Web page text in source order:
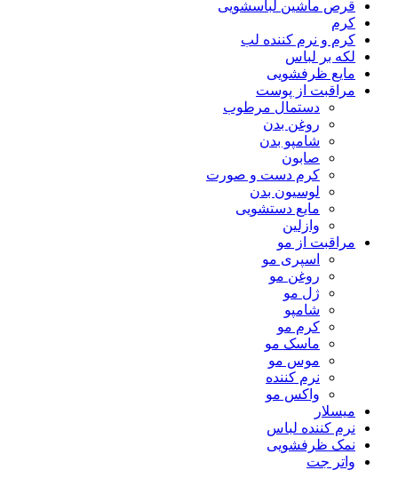
قرص ماشین لباسشویی
کرم
کرم و نرم کننده لب
لکه بر لباس
مایع ظرفشویی
مراقبت از پوست
دستمال مرطوب
روغن بدن
شامپو بدن
صابون
کرم دست و صورت
لوسیون بدن
مایع دستشویی
وازلین
مراقبت از مو
اسپری مو
روغن مو
ژل مو
شامپو
کرم مو
ماسک مو
موس مو
نرم کننده
واکس مو
میسلار
نرم کننده لباس
نمک ظرفشویی
واتر جت